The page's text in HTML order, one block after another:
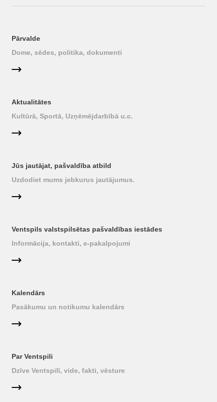
Pārvalde
Dome, sēdes, politika, dokumenti
Aktualitātes
Kultūrā, Sportā, Uzņēmējdarbībā u.c.
Jūs jautājat, pašvaldība atbild
Uzdodiet mums jebkurus jautājumus.
Ventspils valstspilsētas pašvaldības iestādes
Informācija, kontakti, e-pakalpojumi
Kalendārs
Pasākumu un notikumu kalendārs
Par Ventspili
Dzīve Ventspilī, vide, fakti, vēsture